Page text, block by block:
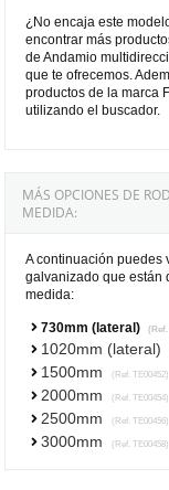
¿No encaja este
encontrar más
de Andamio
que te ofrecemos.
productos de la marca
utilizando el buscador.
MÁS OPCIONES DE
MEDIDA:
A continuación puedes
galvanizado que están
medida:
730mm (lateral) (Ref.
1020mm (lateral)
1500mm (Ref. TE00452)
2000mm (Ref. TE00454)
2500mm (Ref. TE00456)
3000mm (Ref. TE00458)